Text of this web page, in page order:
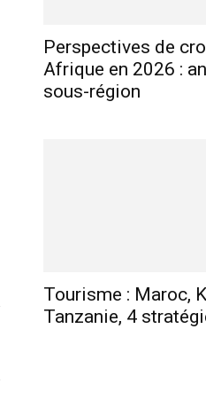
Perspectives de
Afrique en 2026 :
sous-région
Tourisme : Maroc,
Tanzanie, 4